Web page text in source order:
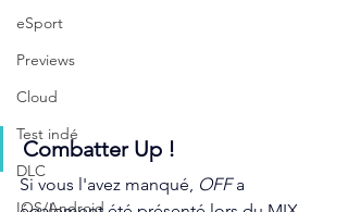
eSport
Previews
Cloud
Test indé
DLC
IOS/Android
Combatter Up !
Si vous l'avez manqué, OFF a